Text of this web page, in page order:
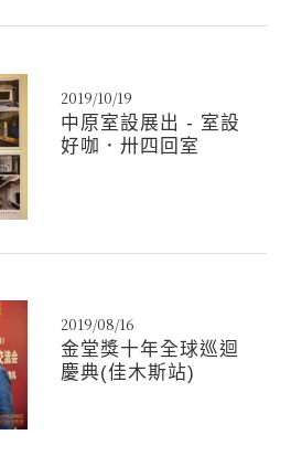
2019/10/19
中原室設展出 - 室設
好咖．卅四回室
2019/08/16
金堂獎十年全球巡迴
慶典(佳木斯站)